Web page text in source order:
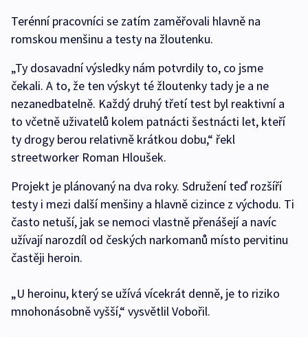
Terénní pracovníci se zatím zaměřovali hlavně na
romskou menšinu a testy na žloutenku.
„Ty dosavadní výsledky nám potvrdily to, co jsme
čekali. A to, že ten výskyt té žloutenky tady je a ne
nezanedbatelně. Každý druhý třetí test byl reaktivní a
to včetně uživatelů kolem patnácti šestnácti let, kteří
ty drogy berou relativně krátkou dobu,“ řekl
streetworker Roman Hloušek.
Projekt je plánovaný na dva roky. Sdružení teď rozšíří
testy i mezi další menšiny a hlavně cizince z východu. Ti
často netuší, jak se nemoci vlastně přenášejí a navíc
užívají narozdíl od českých narkomanů místo pervitinu
častěji heroin.
„U heroinu, který se užívá vícekrát denně, je to riziko
mnohonásobně vyšší,“ vysvětlil Vobořil.